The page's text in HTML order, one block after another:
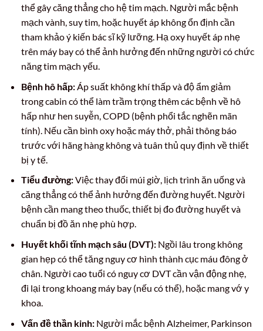
thể gây căng thẳng cho hệ tim mạch. Người mắc bệnh
mạch vành, suy tim, hoặc huyết áp không ổn định cần
tham khảo ý kiến bác sĩ kỹ lưỡng. Hạ oxy huyết áp nhẹ
trên máy bay có thể ảnh hưởng đến những người có chức
năng tim mạch yếu.
Bệnh hô hấp:Áp suất không khí thấp và độ ẩm giảm
trong cabin có thể làm trầm trọng thêm các bệnh về hô
hấp như hen suyễn, COPD (bệnh phổi tắc nghẽn mãn
tính). Nếu cần bình oxy hoặc máy thở, phải thông báo
trước với hãng hàng không và tuân thủ quy định về thiết
bị y tế.
Tiểu đường:Việc thay đổi múi giờ, lịch trình ăn uống và
căng thẳng có thể ảnh hưởng đến đường huyết. Người
bệnh cần mang theo thuốc, thiết bị đo đường huyết và
chuẩn bị đồ ăn nhẹ phù hợp.
Huyết khối tĩnh mạch sâu (DVT):Ngồi lâu trong không
gian hẹp có thể tăng nguy cơ hình thành cục máu đông ở
chân. Người cao tuổi có nguy cơ DVT cần vận động nhẹ,
đi lại trong khoang máy bay (nếu có thể), hoặc mang vớ y
khoa.
Vấn đề thần kinh:Người mắc bệnh Alzheimer, Parkinson